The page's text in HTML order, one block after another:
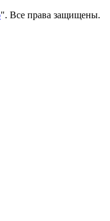
". Все права защищены.